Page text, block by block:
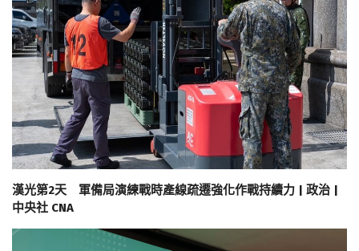
漢光第2天 軍備局演練戰時產線疏遷強化作戰持續力 | 政治 |
中央社 CNA